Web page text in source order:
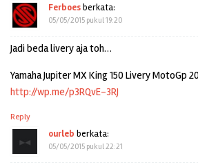
Ferboesberkata:
05/05/2015 pukul 19:20
Jadi beda livery aja toh…
Yamaha Jupiter MX King 150 Livery MotoGp
http://wp.me/p3RQvE-3RJ
Reply
ourleb berkata:
05/05/2015 pukul 22:21